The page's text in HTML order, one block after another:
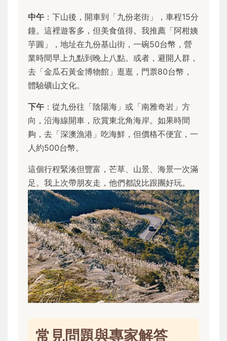
中午 ：下山後，開車到「九份老街」，車程15分
鐘。這裡遊客多，但美食值得。我推薦「阿柑姨
芋圓」，地址在九份基山街，一碗50台幣，營
業時間早上九點到晚上八點。或者，避開人群，
去「金瓜石黃金博物館」逛逛，門票80台幣，
體驗礦山文化。
下午 ：從九份往「陰陽海」或「南雅奇岩」方
向，沿海線開車，欣賞東北角海岸。如果時間
夠，去「深澳漁港」吃海鮮，但價格不便宜，一
人約500台幣。
這個行程緊湊但豐富，芒草、山景、海景一次滿
足。我上次帶朋友走，他們都說比跟團好玩。
常見問題與專家解答